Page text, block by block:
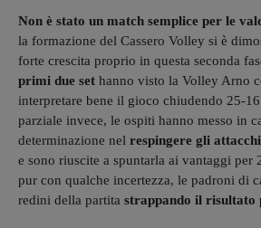
Non è stato un match semplice per le
la formazione del Cassero Volley si è
forte crescita proprio in questa seconda
primi due set hanno visto la Volley Arno
interpretare bene il gioco chiudendo 25-
parziale invece, le ospiti hanno messo in
determinazione nel respingere gli
e sono riuscite a spuntarla ai vantaggi per
pur con qualche incertezza, le padroni di
redini della partita strappando il risultato